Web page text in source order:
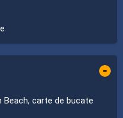
-
carte de bucate